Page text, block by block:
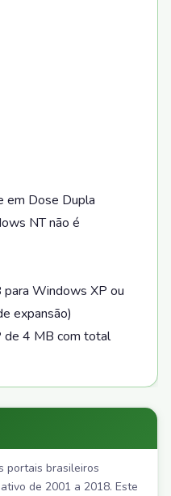
em Dose Dupla
NT não é
Windows XP ou
expansão)
de 4 MB com total
portais brasileiros
de 2001 a 2018. Este